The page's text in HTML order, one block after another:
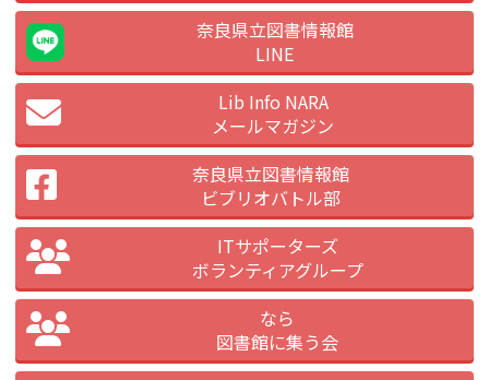
奈良県立図書情報館
LINE
Lib Info NARA
メールマガジン
奈良県立図書情報館
ビブリオバトル部
ITサポーターズ
ボランティアグループ
なら
図書館に集う会